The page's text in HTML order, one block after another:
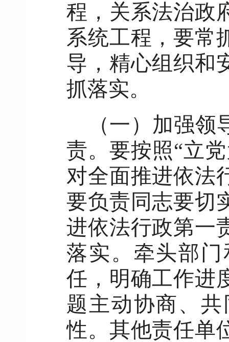
程，关系法治政
系统工程，要常
导，精心组织和
抓落实。
（一）加强
责。要按照“立
对全面推进依法
要负责同志要切
进依法行政第一
落实。牵头部
任，明确工作进
题主动协商、
性。其他责任单